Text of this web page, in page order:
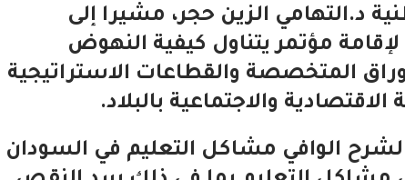
د.التهامي الزين حجر، مشيرا إلى
لإقامة مؤتمر يتناول كيفية النهوض
المتخصصة والقطاعات الاستراتيجية
الاقتصادية والاجتماعية بالبلاد.
بالشرح الوافي مشاكل التعليم في السودان